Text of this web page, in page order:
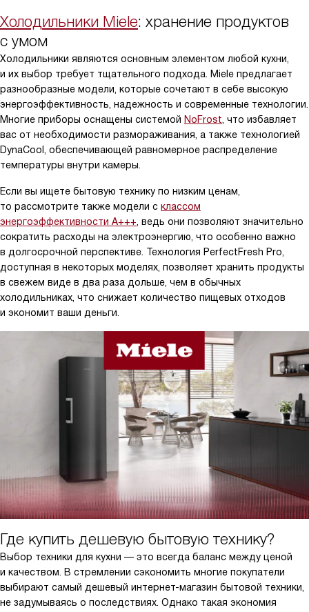
Холодильники Miele: хранение продуктов
с умом
Холодильники являются основным элементом любой кухни,
и их выбор требует тщательного подхода. Miele предлагает
разнообразные модели, которые сочетают в себе высокую
энергоэффективность, надежность и современные технологии.
Многие приборы оснащены системой NoFrost , что избавляет
вас от необходимости размораживания, а также технологией
DynaCool, обеспечивающей равномерное распределение
температуры внутри камеры.
Если вы ищете бытовую технику по низким ценам,
то рассмотрите также модели с классом
энергоэффективности A+++ , ведь они позволяют значительно
сократить расходы на электроэнергию, что особенно важно
в долгосрочной перспективе. Технология PerfectFresh Pro,
доступная в некоторых моделях, позволяет хранить продукты
в свежем виде в два раза дольше, чем в обычных
холодильниках, что снижает количество пищевых отходов
и экономит ваши деньги.
Где купить дешевую бытовую технику?
Выбор техники для кухни — это всегда баланс между ценой
и качеством. В стремлении сэкономить многие покупатели
выбирают самый дешевый интернет-магазин бытовой техники,
не задумываясь о последствиях. Однако такая экономия